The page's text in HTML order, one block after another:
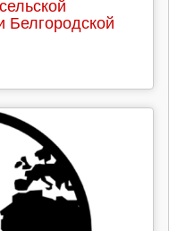
Белгородской